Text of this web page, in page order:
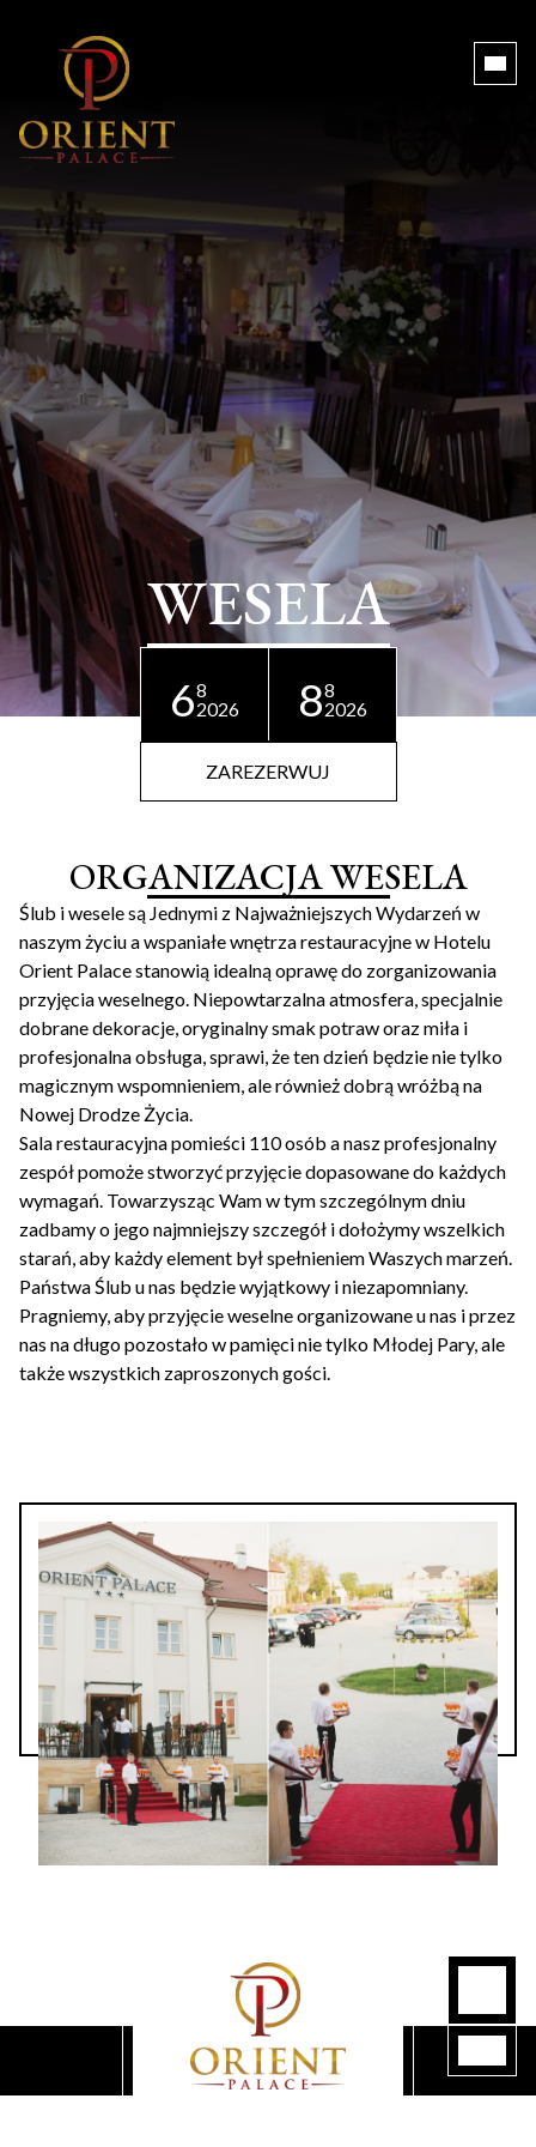
WESELA
68
2026
88
2026
ZAREZERWUJ
ORGANIZACJA WESELA
Ślub i wesele są Jednymi z Najważniejszych Wydarzeń w
naszym życiu a wspaniałe wnętrza restauracyjne w Hotelu
Orient Palace stanowią idealną oprawę do zorganizowania
przyjęcia weselnego. Niepowtarzalna atmosfera, specjalnie
dobrane dekoracje, oryginalny smak potraw oraz miła i
profesjonalna obsługa, sprawi, że ten dzień będzie nie tylko
magicznym wspomnieniem, ale również dobrą wróżbą na
Nowej Drodze Życia.
Sala restauracyjna pomieści 110 osób a nasz profesjonalny
zespół pomoże stworzyć przyjęcie dopasowane do każdych
wymagań. Towarzysząc Wam w tym szczególnym dniu
zadbamy o jego najmniejszy szczegół i dołożymy wszelkich
starań, aby każdy element był spełnieniem Waszych marzeń.
Państwa Ślub u nas będzie wyjątkowy i niezapomniany.
Pragniemy, aby przyjęcie weselne organizowane u nas i przez
nas na długo pozostało w pamięci nie tylko Młodej Pary, ale
także wszystkich zaproszonych gości.